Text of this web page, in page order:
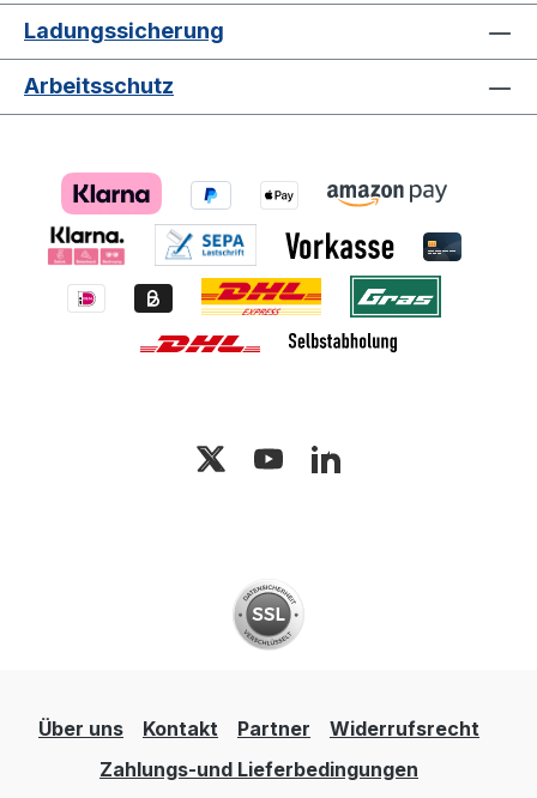
Ladungssicherung
Arbeitsschutz
Über uns Kontakt Partner
Widerrufsrecht
Zahlungs-und Lieferbedingungen